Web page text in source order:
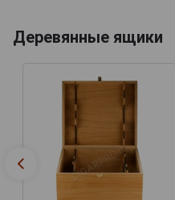
Деревянные ящики